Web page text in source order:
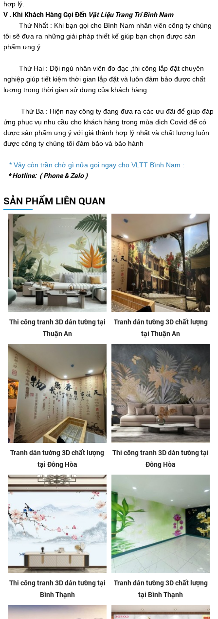
hợp lý.
V . Khi Khách Hàng Gọi ĐếnVật Liệu Trang Trí Bình Nam
Thứ Nhất : Khi bạn gọi cho Bình Nam nhân viên công ty chúng
tôi sẽ đưa ra những giải pháp thiết kế giúp bạn chọn được sản
phẩm ưng ý
Thứ Hai : Đội ngủ nhân viên đo đạc ,thi công lắp đặt chuyên
nghiệp giúp tiết kiệm thời gian lắp đặt và luôn đảm bảo được chất
lượng trong thời gian sử dựng của khách hàng
Thứ Ba : Hiện nay công ty đang đưa ra các ưu đãi để giúp đáp
ứng phục vụ nhu cầu cho khách hàng trong mùa dịch Covid để có
được sản phẩm ưng ý với giá thành hợp lý nhất và chất lượng luôn
được công ty chúng tôi đảm bảo và bảo hành
* Vậy còn trần chờ gì nữa gọi ngay cho VLTT Bình Nam :
* Hotline: ( Phone & Zalo )
SẢN PHẨM LIÊN QUAN
Thi công tranh 3D dán tường tại
Thuận An
Tranh dán tường 3D chất lượng
tại Thuận An
Tranh dán tường 3D chất lượng
tại Đông Hòa
Thi công tranh 3D dán tường tại
Đông Hòa
Thi công tranh 3D dán tường tại
Bình Thạnh
Tranh dán tường 3D chất lượng
tại Bình Thạnh